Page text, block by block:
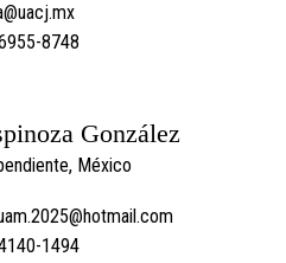
8748
González
México
1494